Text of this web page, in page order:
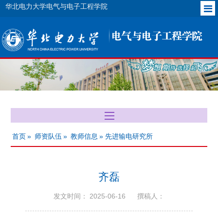
华北电力大学电气与电子工程学院
首页 » 师资队伍 » 教师信息 » 先进输电研究所
齐磊
发文时间： 2025-06-16 撰稿人：